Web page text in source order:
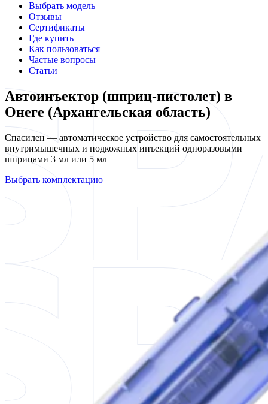
Выбрать модель
Отзывы
Сертификаты
Где купить
Как пользоваться
Частые вопросы
Статьи
Автоинъектор (шприц-пистолет) в
Онеге (Архангельская область)
Спасилен — автоматическое устройство для самостоятельных
внутримышечных и подкожных инъекций одноразовыми
шприцами 3 мл или 5 мл
Выбрать комплектацию